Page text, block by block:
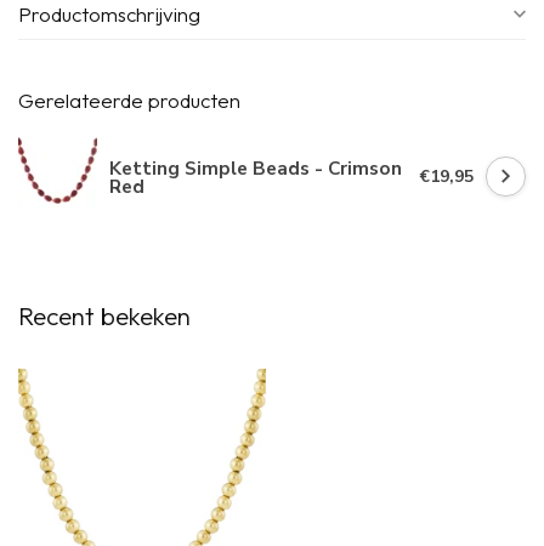
Productomschrijving
Gerelateerde producten
Ketting Simple Beads - Crimson
Red €19,95
Recent bekeken